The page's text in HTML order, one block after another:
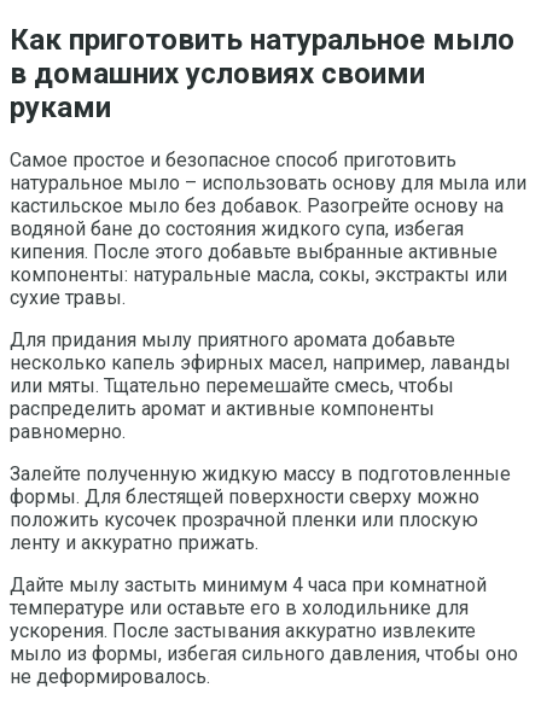
Как приготовить натуральное мыло
в домашних условиях своими
руками
Самое простое и безопасное способ приготовить
натуральное мыло – использовать основу для мыла или
кастильское мыло без добавок. Разогрейте основу на
водяной бане до состояния жидкого супа, избегая
кипения. После этого добавьте выбранные активные
компоненты: натуральные масла, сокы, экстракты или
сухие травы.
Для придания мылу приятного аромата добавьте
несколько капель эфирных масел, например, лаванды
или мяты. Тщательно перемешайте смесь, чтобы
распределить аромат и активные компоненты
равномерно.
Залейте полученную жидкую массу в подготовленные
формы. Для блестящей поверхности сверху можно
положить кусочек прозрачной пленки или плоскую
ленту и аккуратно прижать.
Дайте мылу застыть минимум 4 часа при комнатной
температуре или оставьте его в холодильнике для
ускорения. После застывания аккуратно извлеките
мыло из формы, избегая сильного давления, чтобы оно
не деформировалось.